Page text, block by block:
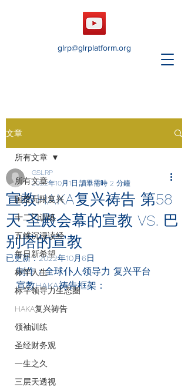
glrp@glrplatform.org
文章
所有文章
国度无限复兴
十二门训练
五维沉浸读经
每日新希望
标竿人生
标竿领导力生态圈
HAKA复兴祷告
领袖训练
圣经财务观
一生之久
三层天透视
所有文章
宣教HAKA复兴祷告 第58
天 圣殿会幕的宣教 VS. 巴
别塔的宣教
GSLRP
2022年10月1日 讀畢需時 2 分鐘
已更新：2022年10月6日
制作：全球仆人领导力 复兴平台
宣教HAKA祷告框架：